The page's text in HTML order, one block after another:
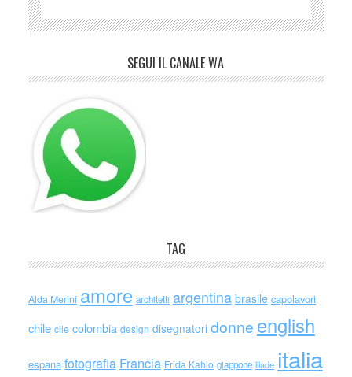
SEGUI IL CANALE WA
TAG
Alda Merini amore architetti argentina brasile capolavori
chile cile colombia design disegnatori donne english
espana fotografia Francia Frida Kahlo giappone iliade italia